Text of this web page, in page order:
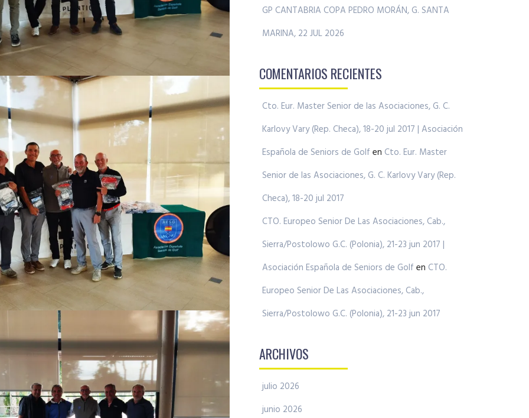
GP CANTABRIA COPA PEDRO MORÁN, G. SANTA
MARINA, 22 JUL 2026
COMENTARIOS RECIENTES
Cto. Eur. Master Senior de las Asociaciones, G. C.
Karlovy Vary (Rep. Checa), 18-20 jul 2017 | Asociación
Española de Seniors de Golf en Cto. Eur. Master
Senior de las Asociaciones, G. C. Karlovy Vary (Rep.
Checa), 18-20 jul 2017
CTO. Europeo Senior De Las Asociaciones, Cab.,
Sierra/Postolowo G.C. (Polonia), 21-23 jun 2017 |
Asociación Española de Seniors de Golf en CTO.
Europeo Senior De Las Asociaciones, Cab.,
Sierra/Postolowo G.C. (Polonia), 21-23 jun 2017
ARCHIVOS
julio 2026
junio 2026